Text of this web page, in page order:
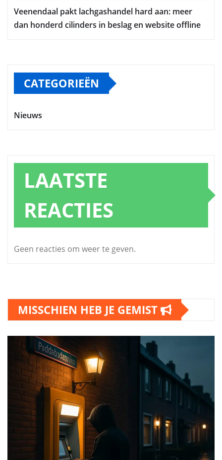
Veenendaal pakt lachgashandel hard aan: meer
dan honderd cilinders in beslag en website offline
CATEGORIEËN
Nieuws
LAATSTE
REACTIES
Geen reacties om weer te geven.
MISSCHIEN HEB JE GEMIST